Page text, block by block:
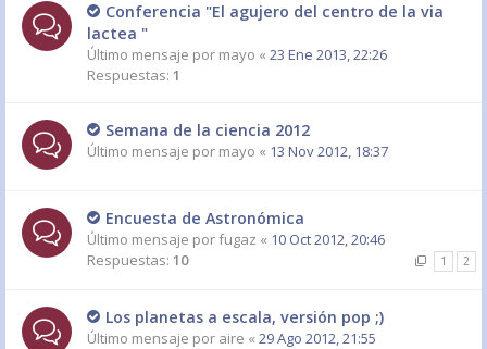
Conferencia "El agujero del centro de la via
lactea "
Último mensaje por mayo « 23 Ene 2013, 22:26
Respuestas: 1
Semana de la ciencia 2012
Último mensaje por mayo « 13 Nov 2012, 18:37
Encuesta de Astronómica
Último mensaje porfugaz « 10 Oct 2012, 20:46
Respuestas: 10 1 2
Los planetas a escala, versión pop ;)
Último mensaje por aire « 29 Ago 2012, 21:55